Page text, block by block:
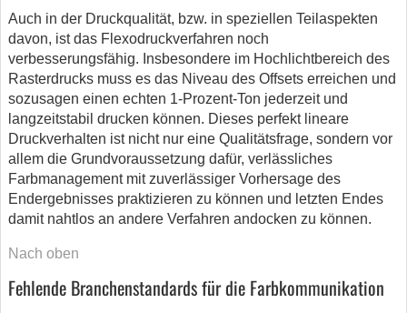
Auch in der Druckqualität, bzw. in speziellen Teilaspekten
davon, ist das Flexodruckverfahren noch
verbesserungsfähig. Insbesondere im Hochlichtbereich des
Rasterdrucks muss es das Niveau des Offsets erreichen und
sozusagen einen echten 1-Prozent-Ton jederzeit und
langzeitstabil drucken können. Dieses perfekt lineare
Druckverhalten ist nicht nur eine Qualitätsfrage, sondern vor
allem die Grundvoraussetzung dafür, verlässliches
Farbmanagement mit zuverlässiger Vorhersage des
Endergebnisses praktizieren zu können und letzten Endes
damit nahtlos an andere Verfahren andocken zu können.
Nach oben
Fehlende Branchenstandards für die Farbkommunikation